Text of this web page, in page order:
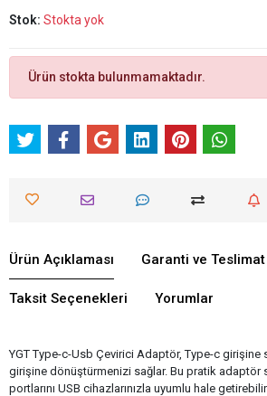
Stok: Stokta yok
Ürün stokta bulunmamaktadır.
Ürün Açıklaması Garanti ve Teslimat
Taksit Seçenekleri Yorumlar
YGT Type-c-Usb Çevirici Adaptör, Type-c girişine
girişine dönüştürmenizi sağlar. Bu pratik adaptör
portlarını USB cihazlarınızla uyumlu hale